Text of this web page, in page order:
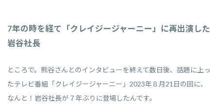
7年の時を経て「クレイジージャーニー」に再出演した
岩谷社長
ところで。熊谷さんとのインタビューを終えて数日後、話題に上っ
たテレビ番組「クレイジージャーニー」2023年８月21日の回に、
なんと！岩谷社長が７年ぶりに登場したんです。